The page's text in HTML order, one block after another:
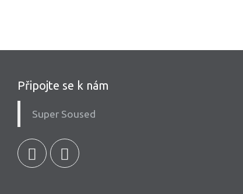
Připojte se k nám
Super Soused